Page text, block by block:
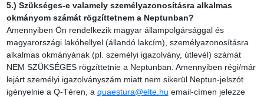
5.) Szükséges-e valamely személyazonosításra alkalmas
okmányom számát rögzíttetnem a Neptunban?
Amennyiben Ön rendelkezik magyar állampolgársággal és
magyarországi lakóhellyel (állandó lakcím), személyazonosításra
alkalmas okmányának (pl. személyi igazolvány, útlevél) számát
NEM SZÜKSÉGES rögzíttetnie a Neptunban. Amennyiben régi/már
lejárt személyi igazolványszám miatt nem sikerül Neptun-jelszót
igényelnie a Q-Téren, a quaestura@elte.hu email-címen jelezze